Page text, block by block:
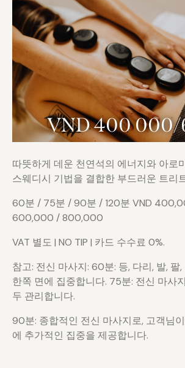
VND 400 000/
따뜻하게 데운 천연석의 에너지와 아로
스웨디시 기법을 결합한 부드러운 트리
60분 / 75분 / 90분 / 120분 VND
600,000 / 800,000
VAT 별도 | NO TIP | 카드 수수료 0%.
참고: 전신 마사지: 60분: 등, 다리, 발, 팔
한쪽 면에 집중합니다. 75분: 전신 마사
두 관리합니다.
90분: 종합적인 전신 마사지로, 고객님
에 추가적인 집중을 제공합니다.